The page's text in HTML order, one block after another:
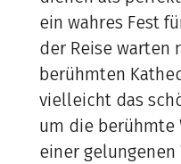
ein wahres Fest
der Reise warten
berühmten
vielleicht das
um die berühmte
einer gelungenen